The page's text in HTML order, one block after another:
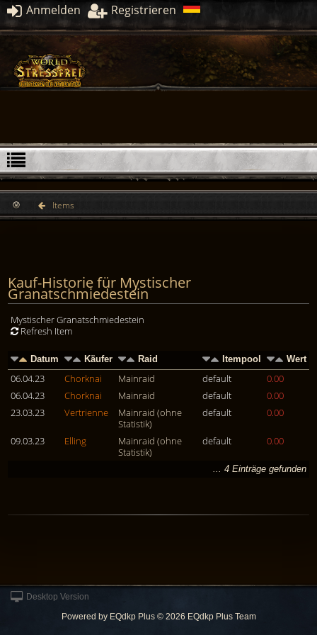
Anmelden Registrieren
Items
Kauf-Historie für Mystischer
Granatschmiedestein
Mystischer Granatschmiedestein
Refresh Item
Datum Käufer Raid Itempool Wert
06.04.23 Chorknai Mainraid default
0.00
06.04.23
Chorknai Mainraid default
0.00
23.03.23
Vertrienne
Mainraid (ohne
Statistik)
default 0.00
09.03.23 Elling
Mainraid (ohne
Statistik)
default 0.00
... 4 Einträge gefunden
Desktop Version
Powered by EQdkp Plus© 2026 EQdkp Plus Team